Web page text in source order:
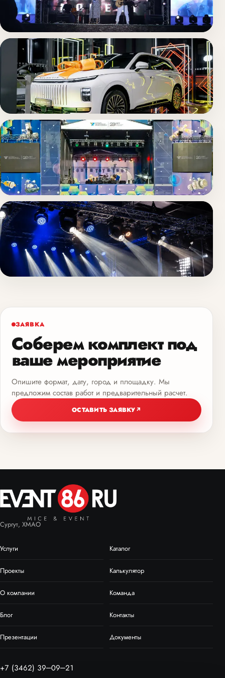
ЗАЯВКА
Соберем комплект под
ваше мероприятие
Опишите формат, дату, город и площадку. Мы
предложим состав работ и предварительный расчет.
ОСТАВИТЬ ЗАЯВКУ↗
Сургут, ХМАО
Услуги Каталог
Проекты Калькулятор
О компании Команда
Блог Контакты
Презентации Документы
+7 (3462) 39‒09‒21